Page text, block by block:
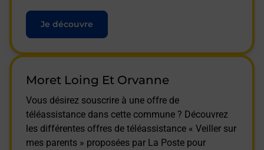
Je découvre
Moret Loing Et Orvanne
Vous désirez souscrire à une offre de
téléassistance dans cette commune ? Découvrez
les différentes offres de téléassistance « Veiller sur
mes parents » proposées par La Poste pour